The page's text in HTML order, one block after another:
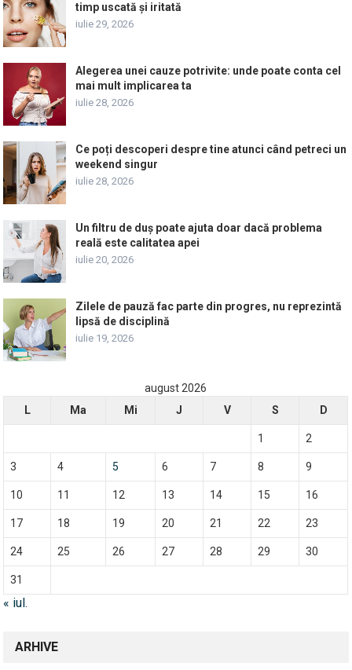
timp uscată și iritată
iulie 29, 2026
Alegerea unei cauze potrivite: unde poate conta cel
mai mult implicarea ta
iulie 28, 2026
Ce poți descoperi despre tine atunci când petreci un
weekend singur
iulie 28, 2026
Un filtru de duș poate ajuta doar dacă problema
reală este calitatea apei
iulie 20, 2026
Zilele de pauză fac parte din progres, nu reprezintă
lipsă de disciplină
iulie 19, 2026
august 2026
L
Ma Mi J V S D
1 2
3 4 5 6 7 8 9
10 11 12 13 14 15 16
17 18 19 20 21 22 23
24 25 26 27 28 29 30
31
« iul.
ARHIVE